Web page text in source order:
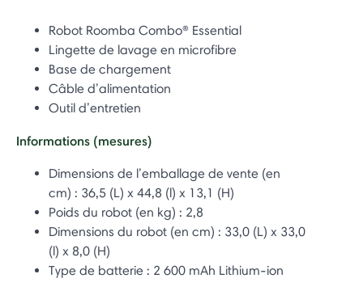
Robot Roomba Combo® Essential
Lingette de lavage en microfibre
Base de chargement
Câble d’alimentation
Outil d’entretien
Informations (mesures)
Dimensions de l’emballage de vente (en
cm) : 36,5 (L) x 44,8 (l) x 13,1 (H)
Poids du robot (en kg) : 2,8
Dimensions du robot (en cm) : 33,0 (L) x 33,0
(l) x 8,0 (H)
Type de batterie : 2 600 mAh Lithium-ion